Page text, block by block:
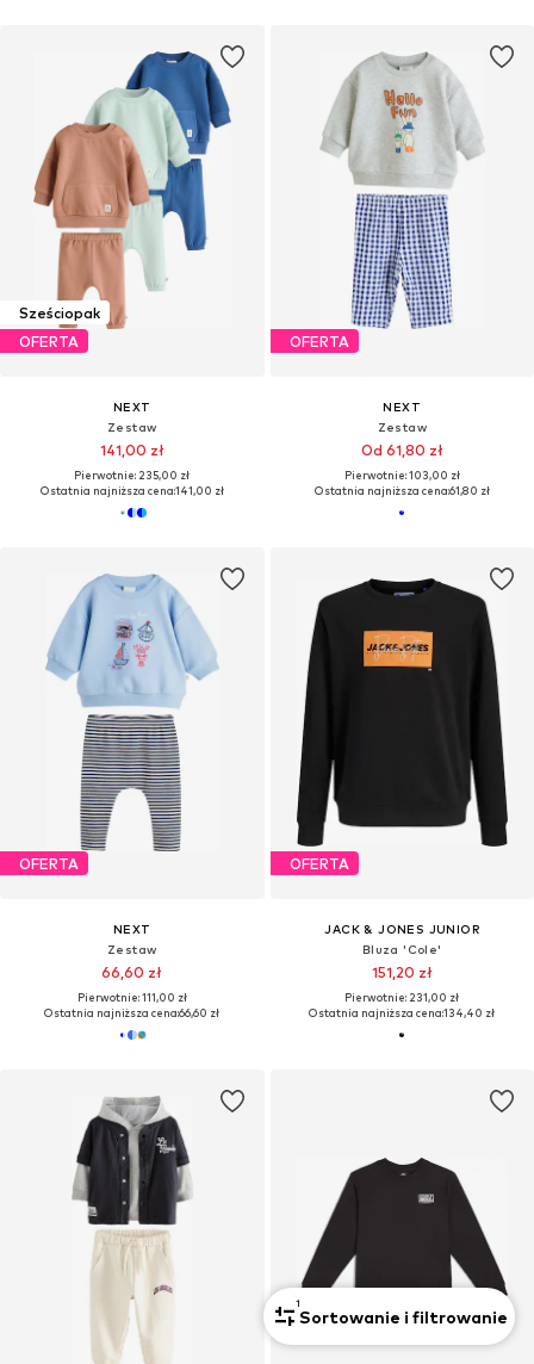
Sześciopak
OFERTA
NEXT
Zestaw
141,00 zł
Pierwotnie: 235,00 zł
Ostatnia najniższa cena:141,00 zł
OFERTA
NEXT
Zestaw
Od 61,80 zł
Pierwotnie: 103,00 zł
Ostatnia najniższa cena:61,80 zł
OFERTA
NEXT
Zestaw
66,60 zł
Pierwotnie: 111,00 zł
Ostatnia najniższa cena:66,60 zł
OFERTA
JACK & JONES JUNIOR
Bluza 'Cole'
151,20 zł
Pierwotnie: 231,00 zł
Ostatnia najniższa cena:134,40 zł
1
Sortowanie i filtrowanie